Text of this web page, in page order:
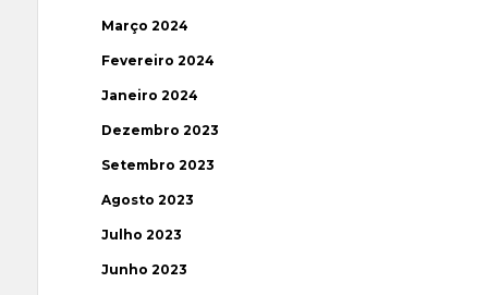
Março 2024
Fevereiro 2024
Janeiro 2024
Dezembro 2023
Setembro 2023
Agosto 2023
Julho 2023
Junho 2023